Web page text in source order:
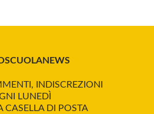
INDISCREZIONI
LUNEDÌ
CASELLA DI POSTA